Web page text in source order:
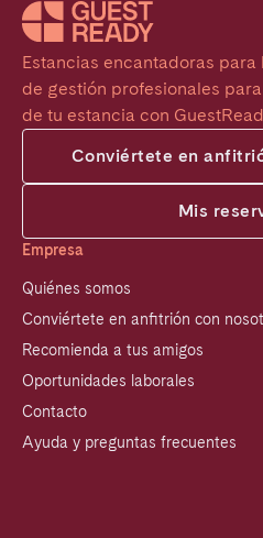
Estancias encantadoras
de gestión profesionales
de tu estancia con
Conviértete en
Mis
Empresa
Quiénes somos
Conviértete en anfitrión con
Recomienda a tus amigos
Oportunidades laborales
Contacto
Ayuda y preguntas frecuentes